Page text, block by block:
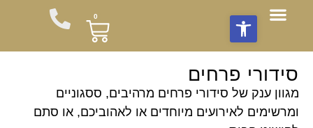
0
סידורי פרחים
מגוון ענק של סידורי פרחים מרהיבים, ססגוניים
ומרשימים לאירועים מיוחדים או לאהוביכם, או סתם
פתח סרגל נגישות